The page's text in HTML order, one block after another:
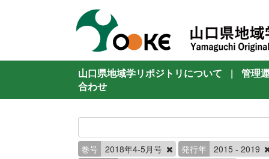
山口県地域学リポジトリについて |
管理
合わせ
巻号 2018年4-5月号 発行年 2015 - 2019